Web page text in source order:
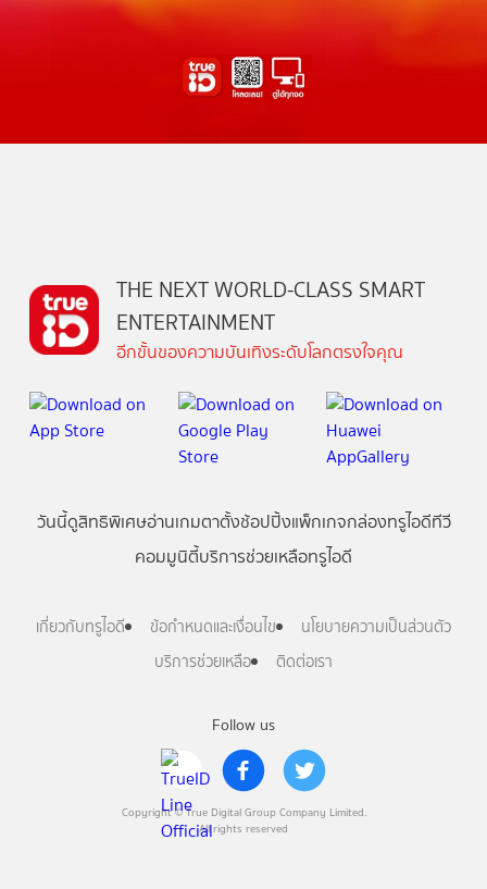
Follow us
Copyright © True Digital Group Company Limited.
All rights reserved
THE NEXT WORLD-CLASS SMART
ENTERTAINMENT
อีกขั้นของความบันเทิงระดับโลกตรงใจคุณ
วันนี้ดูสิทธิพิเศษอ่านเกมตาตั้งช้อปปิ้งแพ็กเกจกล่องทรูไอดีทีวี
คอมมูนิตี้บริการช่วยเหลือทรูไอดี
เกี่ยวกับทรูไอดี ข้อกำหนดและเงื่อนไข
นโยบายความเป็นส่วนตัว
บริการช่วยเหลือ
ติดต่อเรา